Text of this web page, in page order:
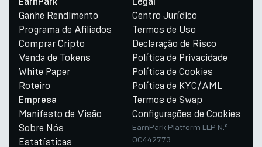
Ganhe Rendimento
Programa de Afiliados
Comprar Cripto
Venda de Tokens
White Paper
Roteiro
Empresa
Manifesto de Visão
Sobre Nós
Estatísticas
Centro Jurídico
Termos de Uso
Declaração de Risco
Política de Privacidade
Política de Cookies
Política de KYC/AML
Termos de Swap
Configurações de Cookies
EarnPark Platform LLP N.º
OC442773